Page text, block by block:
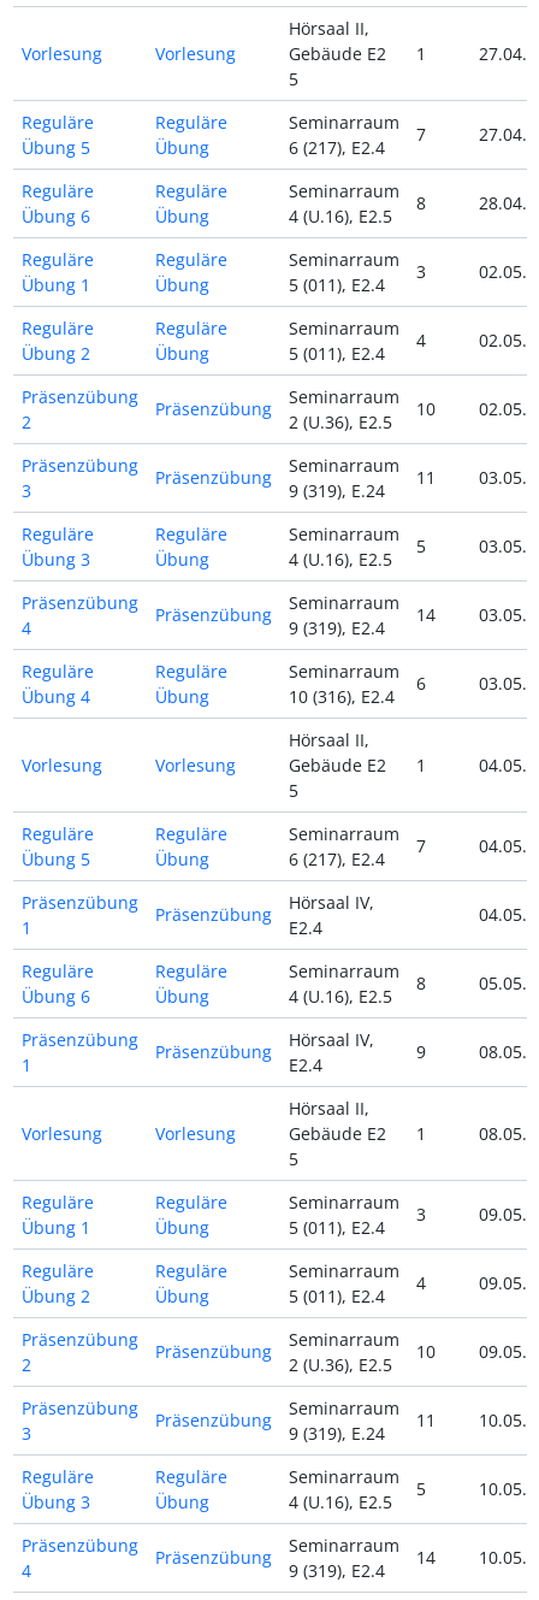
Vorlesung Vorlesung
Hörsaal II,
Gebäude E2
5
1
Reguläre
Übung 5
Reguläre
Übung
Seminarraum
6 (217), E2.4
7
Reguläre
Übung 6
Reguläre
Übung
Seminarraum
4 (U.16), E2.5
8
Reguläre
Übung 1
Reguläre
Übung
Seminarraum
5 (011), E2.4
3
Reguläre
Übung 2
Reguläre
Übung
Seminarraum
5 (011), E2.4
4
Präsenzübung
2
Präsenzübung
Seminarraum
2 (U.36), E2.5
10
Präsenzübung
3
Präsenzübung
Seminarraum
9 (319), E.24
11
Reguläre
Übung 3
Reguläre
Übung
Seminarraum
4 (U.16), E2.5
5
Präsenzübung
4
Präsenzübung
Seminarraum
9 (319), E2.4
14
Reguläre
Übung 4
Reguläre
Übung
Seminarraum
10 (316), E2.4
6
Vorlesung Vorlesung
Hörsaal II,
Gebäude E2
5
1
Reguläre
Übung 5
Reguläre
Übung
Seminarraum
6 (217), E2.4
7
Präsenzübung
1
Präsenzübung
Hörsaal IV,
E2.4
Reguläre
Übung 6
Reguläre
Übung
Seminarraum
4 (U.16), E2.5
8
Präsenzübung
1
Präsenzübung
Hörsaal IV,
E2.4
9
Vorlesung Vorlesung
Hörsaal II,
Gebäude E2
5
1
Reguläre
Übung 1
Reguläre
Übung
Seminarraum
5 (011), E2.4
3
Reguläre
Übung 2
Reguläre
Übung
Seminarraum
5 (011), E2.4
4
Präsenzübung
2
Präsenzübung
Seminarraum
2 (U.36), E2.5
10
Präsenzübung
3
Präsenzübung
Seminarraum
9 (319), E.24
11
Reguläre
Übung 3
Reguläre
Übung
Seminarraum
4 (U.16), E2.5
5
Präsenzübung
4
Präsenzübung
Seminarraum
9 (319), E2.4
14